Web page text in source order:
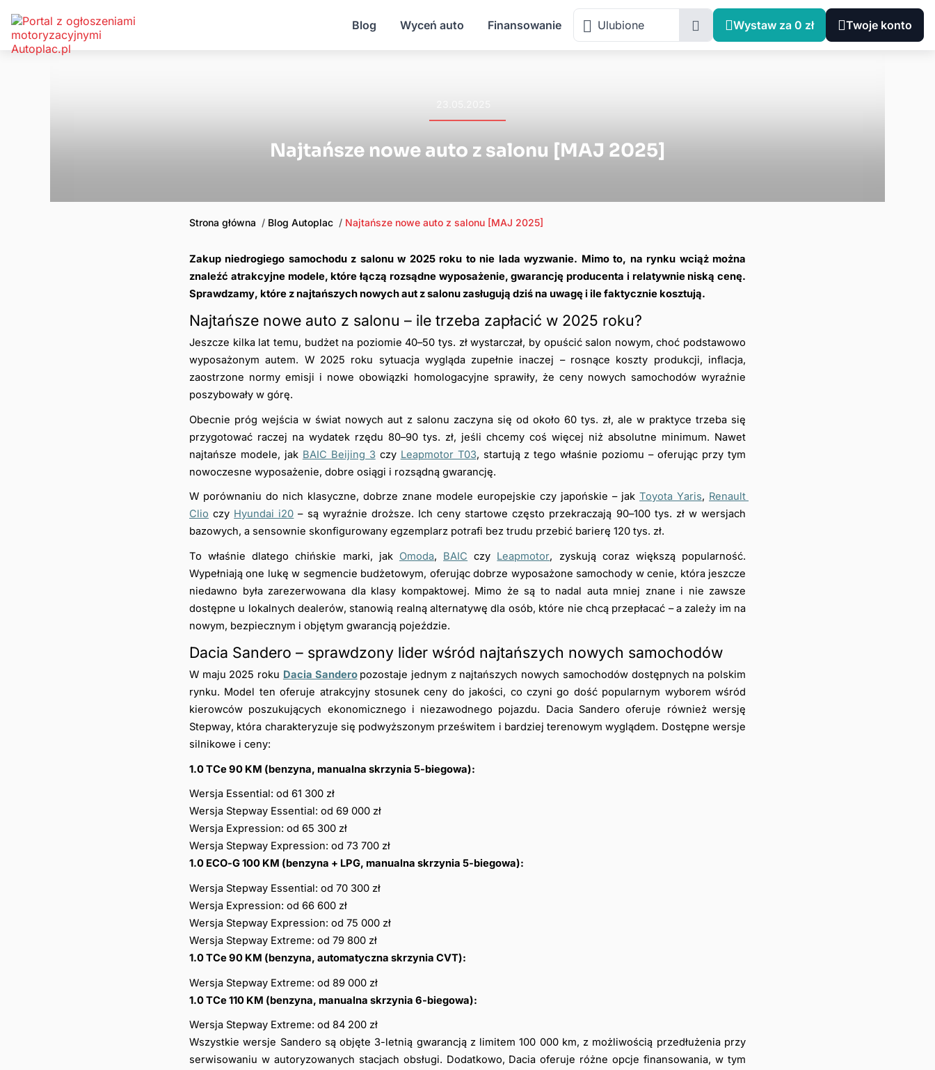
Blog Wyceń auto Finansowanie Ulubione Wystaw za 0 zł Twoje konto
Najtańsze nowe auto z salonu [MAJ 2025]
Strona główna Blog Autoplac Najtańsze nowe auto z salonu [MAJ 2025]
Zakup niedrogiego samochodu z salonu w 2025 roku to nie lada wyzwanie. Mimo to, na rynku wciąż można
znaleźć atrakcyjne modele, które łączą rozsądne wyposażenie, gwarancję producenta i relatywnie niską cenę.
Sprawdzamy, które z najtańszych nowych aut z salonu zasługują dziś na uwagę i ile faktycznie kosztują.
Najtańsze nowe auto z salonu – ile trzeba zapłacić w 2025 roku?
Jeszcze kilka lat temu, budżet na poziomie 40–50 tys. zł wystarczał, by opuścić salon nowym, choć podstawowo
wyposażonym autem. W 2025 roku sytuacja wygląda zupełnie inaczej – rosnące koszty produkcji, inflacja,
zaostrzone normy emisji i nowe obowiązki homologacyjne sprawiły, że ceny nowych samochodów wyraźnie
poszybowały w górę.
Obecnie próg wejścia w świat nowych aut z salonu zaczyna się od około 60 tys. zł, ale w praktyce trzeba się
przygotować raczej na wydatek rzędu 80–90 tys. zł, jeśli chcemy coś więcej niż absolutne minimum. Nawet
najtańsze modele, jak BAIC Beijing 3 czy Leapmotor T03, startują z tego właśnie poziomu – oferując przy tym
nowoczesne wyposażenie, dobre osiągi i rozsądną gwarancję.
W porównaniu do nich klasyczne, dobrze znane modele europejskie czy japońskie – jak Toyota Yaris, Renault
Clio czy Hyundai i20 – są wyraźnie droższe. Ich ceny startowe często przekraczają 90–100 tys. zł w wersjach
bazowych, a sensownie skonfigurowany egzemplarz potrafi bez trudu przebić barierę 120 tys. zł.
To właśnie dlatego chińskie marki, jak Omoda, BAIC czy Leapmotor, zyskują coraz większą popularność.
Wypełniają one lukę w segmencie budżetowym, oferując dobrze wyposażone samochody w cenie, która jeszcze
niedawno była zarezerwowana dla klasy kompaktowej. Mimo że są to nadal auta mniej znane i nie zawsze
dostępne u lokalnych dealerów, stanowią realną alternatywę dla osób, które nie chcą przepłacać – a zależy im na
nowym, bezpiecznym i objętym gwarancją pojeździe.
Dacia Sandero – sprawdzony lider wśród najtańszych nowych samochodów
W maju 2025 roku Dacia Sandero pozostaje jednym z najtańszych nowych samochodów dostępnych na polskim
rynku. Model ten oferuje atrakcyjny stosunek ceny do jakości, co czyni go dość popularnym wyborem wśród
kierowców poszukujących ekonomicznego i niezawodnego pojazdu. Dacia Sandero oferuje również wersję
Stepway, która charakteryzuje się podwyższonym prześwitem i bardziej terenowym wyglądem. Dostępne wersje
silnikowe i ceny:
1.0 TCe 90 KM (benzyna, manualna skrzynia 5-biegowa):
Wersja Essential: od 61 300 zł
Wersja Stepway Essential: od 69 000 zł
Wersja Expression: od 65 300 zł
Wersja Stepway Expression: od 73 700 zł
1.0 ECO-G 100 KM (benzyna + LPG, manualna skrzynia 5-biegowa):
Wersja Stepway Essential: od 70 300 zł
Wersja Expression: od 66 600 zł
Wersja Stepway Expression: od 75 000 zł
Wersja Stepway Extreme: od 79 800 zł
1.0 TCe 90 KM (benzyna, automatyczna skrzynia CVT):
Wersja Stepway Extreme: od 89 000 zł
1.0 TCe 110 KM (benzyna, manualna skrzynia 6-biegowa):
Wersja Stepway Extreme: od 84 200 zł
Wszystkie wersje Sandero są objęte 3-letnią gwarancją z limitem 100 000 km, z możliwością przedłużenia przy
serwisowaniu w autoryzowanych stacjach obsługi. Dodatkowo, Dacia oferuje różne opcje finansowania, w tym